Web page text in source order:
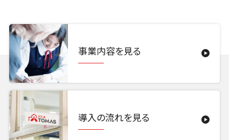
事業内容を見る
導入の流れを見る